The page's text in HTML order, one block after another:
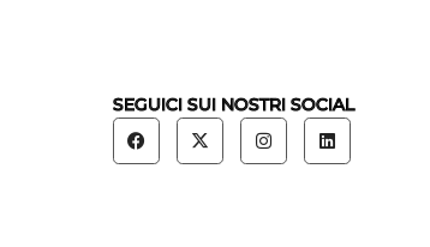
SEGUICI SUI NOSTRI SOCIAL